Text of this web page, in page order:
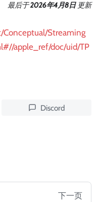
最后于2026年4月8日 更新
Streaming
apple_ref/doc/uid/TP
Discord
下一页